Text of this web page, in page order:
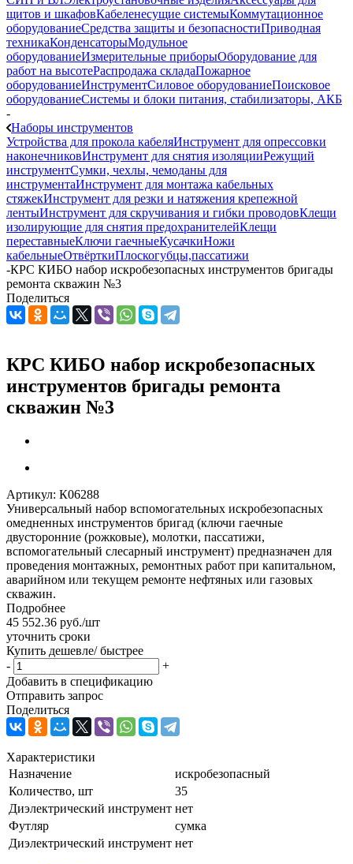
щитов и шкафовКабеленесущие системыКоммутационное
оборудованиеСредства защиты и безопасностиПриводная
техникаКонденсаторыМодульное
оборудованиеИзмерительные приборыОборудование для
работ на высотеРаспродажа складаПожарное
оборудованиеИнструментСиловое оборудованиеПоисковое
оборудованиеСистемы и блоки питания, стабилизаторы, АКБ
-
Наборы инструментов
Устройства для прокола кабеляИнструмент для опрессовки
наконечниковИнструмент для снятия изоляцииРежущий
инструментСумки, чехлы, чемоданы для
инструментаИнструмент для монтажа кабельных
стяжекИнструмент для резки и натяжения крепежной
лентыИнструмент для скручивания и гибки проводовКлещи
изолирующие для снятия предохранителейКлещи
переставныеКлючи гаечныеКусачкиНожи
кабельныеОтвёрткиПлоскогубцы,пассатижи
-КРС КИБО набор искробезопасных инструментов бригады
ремонта скважин №3
Поделиться
КРС КИБО набор искробезопасных
инструментов бригады ремонта
скважин №3
Артикул: К06288
Универсальный набор вспомогательных искробезопасных
омедненных инструментов бригад (ключи гаечные
двусторонние (рожковые), молотки, пассатижи,
вспомогательный слесарный инструмент) предназначен для
проведения монтажных, ремонтных работ при капитальном,
аварийном или текущем ремонте нефтяных или газовых
скважин.
Подробнее
45 552.36 руб./шт
уточнить сроки
Купить дешевле/ быстрее
-
+
Добавить в спецификацию
Отправить запрос
Поделиться
Характеристики
Назначение
искробезопасный
Количество, шт
35
Диэлектрический инструмент нет
Футляр
сумка
Диэлектрический инструмент нет